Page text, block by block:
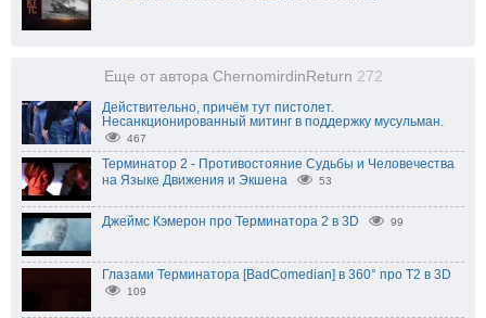
Еще от автора ChernomirdinReturn 272
Действительно, причём тут пистолет.
Несанкционированный митинг в поддержку мусульман.
467
Терминатор 2 - Противостояние Судьбы и Человечества
на Языке Движения и Экшена
53
Джеймс Кэмерон про Терминатора 2 в 3D 99
Глазами Терминатора [BadComedian] в 360° про Т2 в 3D
109